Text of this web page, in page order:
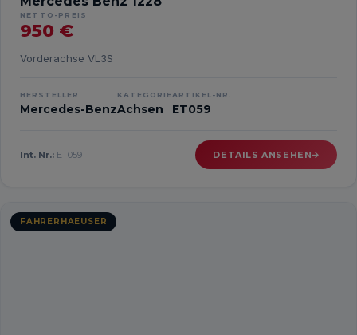
NETTO-PREIS
950 €
Vorderachse VL3S
HERSTELLER
Mercedes-Benz
KATEGORIE
Achsen
ARTIKEL-NR.
ET059
Int. Nr.: ET059 DETAILS ANSEHEN
FAHRERHAEUSER